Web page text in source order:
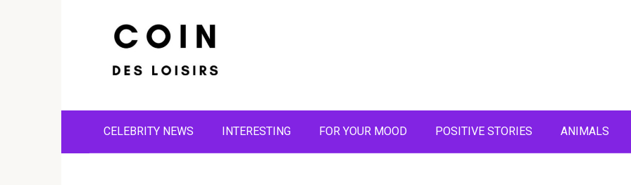
CELEBRITY NEWS INTERESTING FOR YOUR MOOD POSITIVE STORIES ANIMALS